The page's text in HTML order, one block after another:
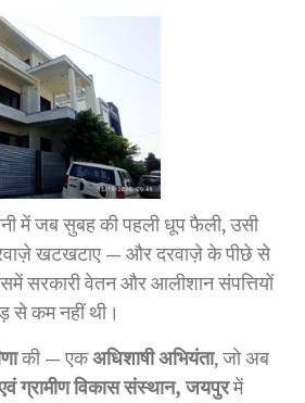
में जब सुबह की पहली धूप फैली, उसी
खटखटाए — और दरवाज़े के पीछे से
सरकारी वेतन और आलीशान संपत्तियों
से कम नहीं थी।
की — एकअधिशाषी अभियंता, जो अब
एवं ग्रामीण विकास संस्थान, जयपुरमें